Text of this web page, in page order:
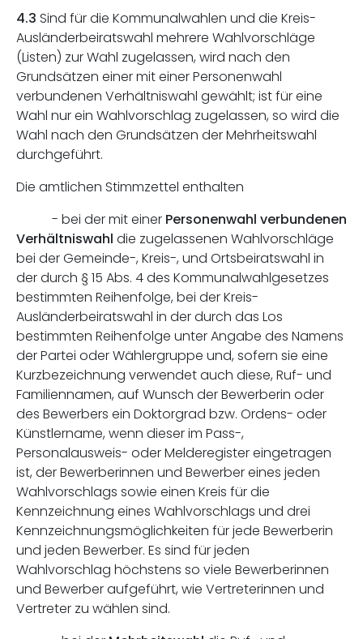
4.3 Sind für die Kommunalwahlen und die Kreis-
Ausländerbeiratswahl mehrere Wahlvorschläge
(Listen) zur Wahl zugelassen, wird nach den
Grundsätzen einer mit einer Personenwahl
verbundenen Verhältniswahl gewählt; ist für eine
Wahl nur ein Wahlvorschlag zugelassen, so wird die
Wahl nach den Grundsätzen der Mehrheitswahl
durchgeführt.
Die amtlichen Stimmzettel enthalten
- bei der mit einer Personenwahl verbundenen
Verhältniswahl die zugelassenen Wahlvorschläge
bei der Gemeinde-, Kreis-, und Ortsbeiratswahl in
der durch § 15 Abs. 4 des Kommunalwahlgesetzes
bestimmten Reihenfolge, bei der Kreis-
Ausländerbeiratswahl in der durch das Los
bestimmten Reihenfolge unter Angabe des Namens
der Partei oder Wählergruppe und, sofern sie eine
Kurzbezeichnung verwendet auch diese, Ruf- und
Familiennamen, auf Wunsch der Bewerberin oder
des Bewerbers ein Doktorgrad bzw. Ordens- oder
Künstlername, wenn dieser im Pass-,
Personalausweis- oder Melderegister eingetragen
ist, der Bewerberinnen und Bewerber eines jeden
Wahlvorschlags sowie einen Kreis für die
Kennzeichnung eines Wahlvorschlags und drei
Kennzeichnungsmöglichkeiten für jede Bewerberin
und jeden Bewerber. Es sind für jeden
Wahlvorschlag höchstens so viele Bewerberinnen
und Bewerber aufgeführt, wie Vertreterinnen und
Vertreter zu wählen sind.